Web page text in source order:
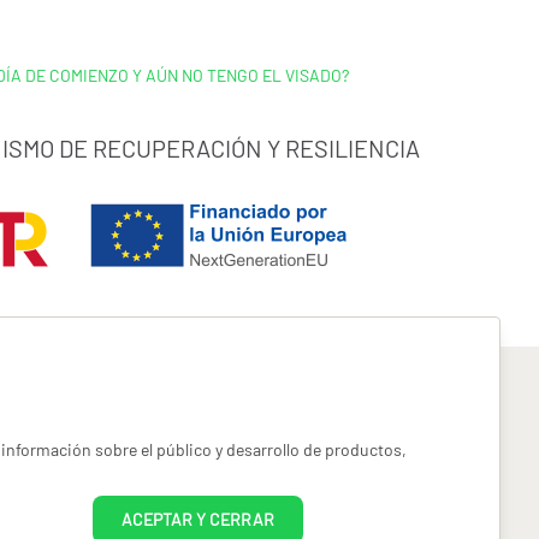
DE COMIENZO Y AÚN NO TENGO EL VISADO?
DE RECUPERACIÓN Y RESILIENCIA
Freepik
sobre el público y desarrollo de productos,
ACEPTAR Y CERRAR